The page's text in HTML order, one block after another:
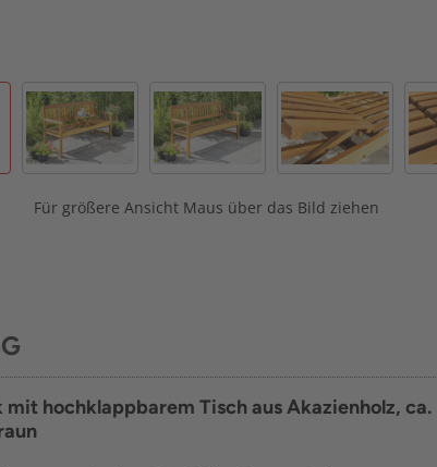
Für größere Ansicht Maus über das Bild ziehen
hochklappbarem Tisch aus Akazienholz, ca.